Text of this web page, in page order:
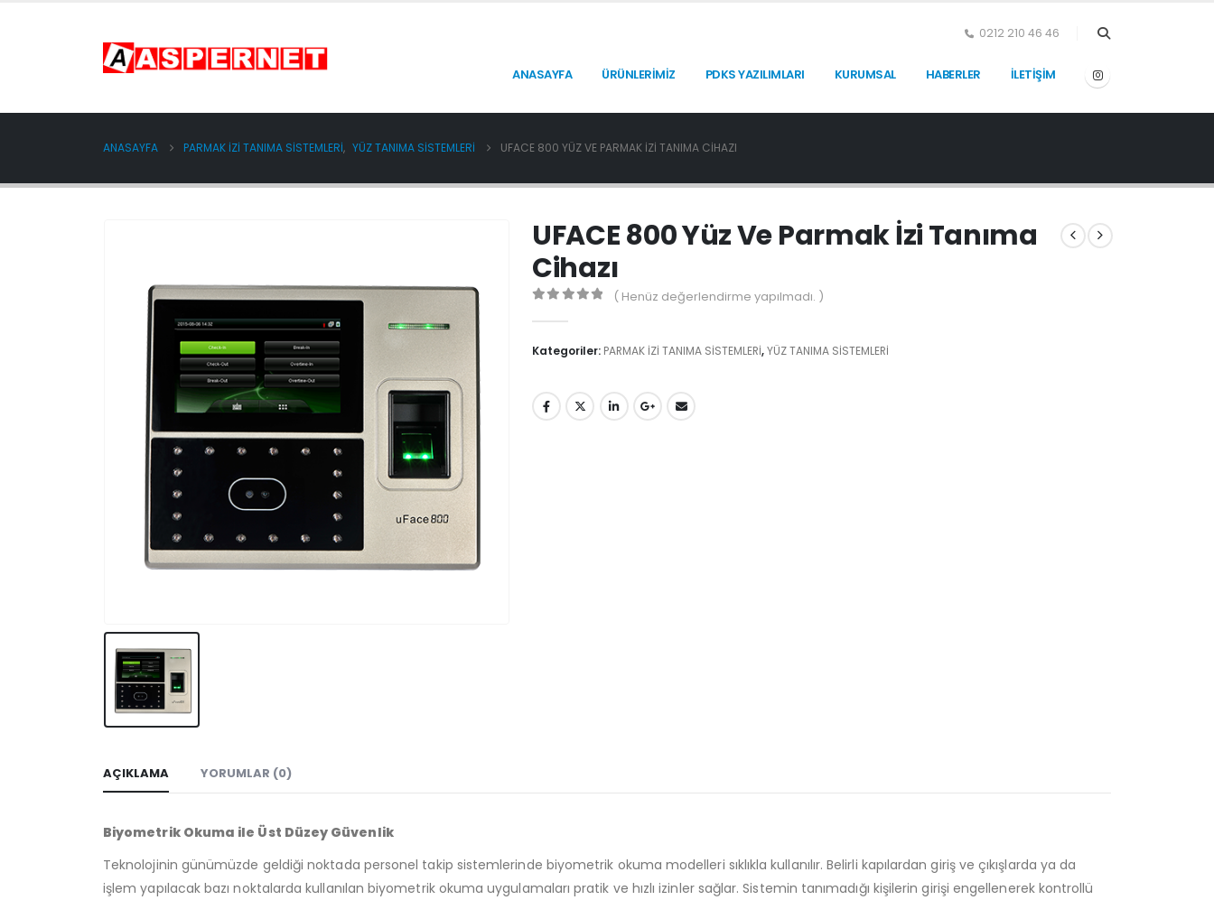
0212 210 46 46
ANASAYFA ÜRÜNLERİMİZ PDKS YAZILIMLARI KURUMSAL HABERLER İLETİŞİM
ANASAYFA PARMAK İZİ TANIMA SİSTEMLERİ, YÜZ TANIMA SİSTEMLERİ UFACE 800 YÜZ VE PARMAK İZI TANIMA CIHAZI
UFACE 800 Yüz Ve Parmak İzi Tanıma
Cihazı
( Henüz değerlendirme yapılmadı. )
Kategoriler: PARMAK İZİ TANIMA SİSTEMLERİ,YÜZ TANIMA SİSTEMLERİ
AÇIKLAMA YORUMLAR (0)
Biyometrik Okuma ile Üst Düzey Güvenlik
Teknolojinin günümüzde geldiği noktada personel takip sistemlerinde biyometrik okuma modelleri sıklıkla kullanılır. Belirli kapılardan giriş ve çıkışlarda ya da
işlem yapılacak bazı noktalarda kullanılan biyometrik okuma uygulamaları pratik ve hızlı izinler sağlar. Sistemin tanımadığı kişilerin girişi engellenerek kontrollü